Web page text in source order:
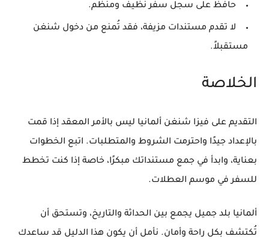
حافظ على سجل سفر نظيف ومنظم.
لا تقدم مستندات مزيفة، فقد تُمنع من دخول شنغن
مستقبلاً.
الخلاصة
التقديم على فيزا شنغن ألمانيا ليس بالأمر المعقد إذا قمت
بالإعداد جيدًا واحترمت الشروط والمتطلبات. اتبع الخطوات
بعناية، وابدأ في جمع مستنداتك مبكرًا، خاصة إذا كنت تخطط
للسفر في موسم العطلات.
ألمانيا بلد جميل يجمع بين الحداثة والتاريخ، وتستحق أن
تُكتشف بكل راحة وأمان. نأمل أن يكون هذا الدليل قد ساعدك